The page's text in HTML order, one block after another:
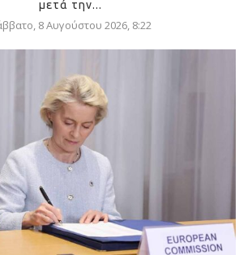
μετά την...
8 Αυγούστου 2026, 8:22